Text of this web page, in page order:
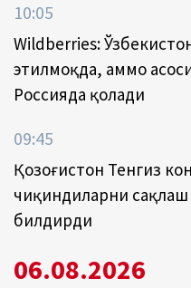
10:05
Wildberries:
этилмоқда, аммо
Россияда қолади
09:45
Қозоғистон Тенгиз
чиқиндиларни
билдирди
06.08.2026